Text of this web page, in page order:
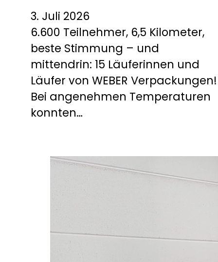
3. Juli 2026
6.600 Teilnehmer, 6,5 Kilometer,
beste Stimmung – und
mittendrin: 15 Läuferinnen und
Läufer von WEBER Verpackungen!
Bei angenehmen Temperaturen
konnten…